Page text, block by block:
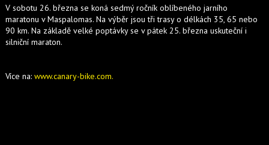
V sobotu 26. března se koná sedmý ročník oblíbeného jarního
maratonu v Maspalomas. Na výběr jsou tři trasy o délkách 35, 65 nebo
90 km. Na základě velké poptávky se v pátek 25. března uskuteční i
silniční maraton.
Více na: www.canary-bike.com.